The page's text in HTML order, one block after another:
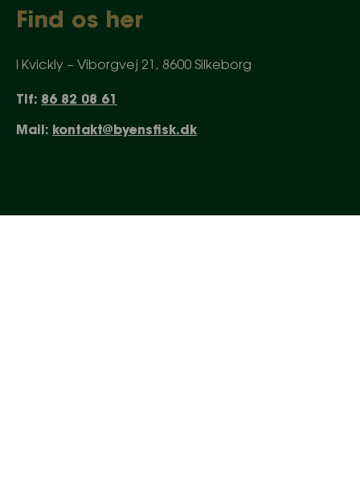
Find os her
I Kvickly – Viborgvej 21, 8600 Silkeborg
Tlf: 86 82 08 61
Mail: kontakt@byensfisk.dk